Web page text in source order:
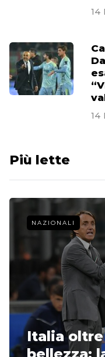
14
14
Più lette
NAZIONALI
Italia oltre